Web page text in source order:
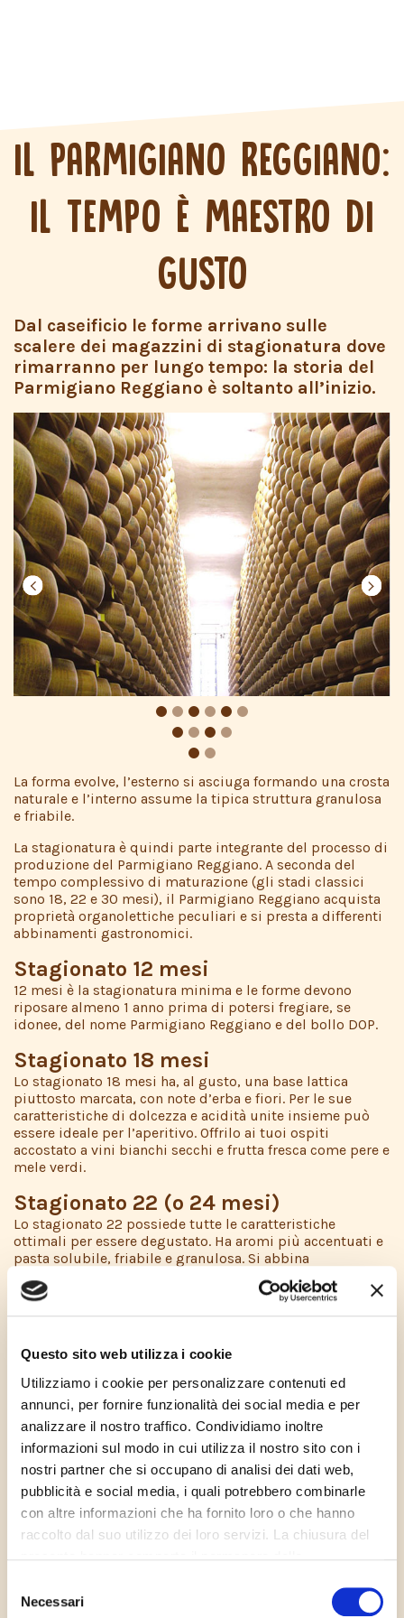
Questo sito web utilizza i cookie
Utilizziamo i cookie per personalizzare contenuti ed
annunci, per fornire funzionalità dei social media e per
analizzare il nostro traffico. Condividiamo inoltre
informazioni sul modo in cui utilizza il nostro sito con i
nostri partner che si occupano di analisi dei dati web,
pubblicità e social media, i quali potrebbero combinarle
con altre informazioni che ha fornito loro o che hanno
raccolto dal suo utilizzo dei loro servizi. La chiusura del
navigazione in assenza di cookie o altri strumenti di
Necessari
IL PARMIGIANO REGGIANO:
IL TEMPO È MAESTRO DI
GUSTO
Dal caseificio le forme arrivano sulle
scalere dei magazzini di stagionatura dove
rimarranno per lungo tempo: la storia del
Parmigiano Reggiano è soltanto all’inizio.
prev next
prev next
prev next
La forma evolve, l’esterno si asciuga formando una crosta
naturale e l’interno assume la tipica struttura granulosa
e friabile.
La stagionatura è quindi parte integrante del processo di
produzione del Parmigiano Reggiano. A seconda del
tempo complessivo di maturazione (gli stadi classici
sono 18, 22 e 30 mesi), il Parmigiano Reggiano acquista
proprietà organolettiche peculiari e si presta a differenti
abbinamenti gastronomici.
Stagionato 12 mesi
12 mesi è la stagionatura minima e le forme devono
riposare almeno 1 anno prima di potersi fregiare, se
idonee, del nome Parmigiano Reggiano e del bollo DOP.
Stagionato 18 mesi
Lo stagionato 18 mesi ha, al gusto, una base lattica
piuttosto marcata, con note d’erba e fiori. Per le sue
caratteristiche di dolcezza e acidità unite insieme può
essere ideale per l’aperitivo. Offrilo ai tuoi ospiti
accostato a vini bianchi secchi e frutta fresca come pere e
mele verdi.
Stagionato 22 (o 24 mesi)
Lo stagionato 22 possiede tutte le caratteristiche
ottimali per essere degustato. Ha aromi più accentuati e
pasta solubile, friabile e granulosa. Si abbina
perfettamente con vini rossi strutturati, si esalta tagliato
a petali nelle insalate di frutta, condite con aceto
Stagionato 30 mesi
Lo stagionato 30 mesi è il più ricco di elementi nutritivi,
è più asciutto, friabile e granuloso. Il sapore è deciso ma
equilibrato, con un aroma intenso e persistente e
predominano aromi di spezie e frutta secca. Puoi
abbinarlo sia a vini rossi di elevato corpo e struttura sia a
vini bianchi passiti e da meditazione. Per apprezzarlo
pienamente gustalo a scaglie oppure grattugialo, ed
esalterai i sapori dei tuoi piatti più ricercati e
tradizionali. E’ da provare con il miele, le composte di
frutta e con l’aceto balsamico tradizionale di Modena o
digeribilità, è adatto all’alimentazione dei bambini.